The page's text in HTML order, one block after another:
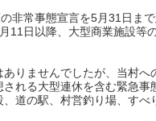
非常事態宣言を5月31日ま
11日以降、大型商業施設等
りませんでしたが、当村
れる大型連休を含む緊急
道の駅、村営釣り場、すべ